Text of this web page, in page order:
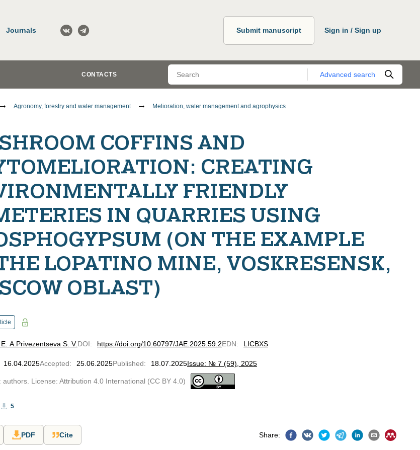
Journals Submit manuscript Sign in / Sign up
CONTACTS Advanced search
Agronomy, forestry and water management Melioration, water management and agrophysics
COFFINS AND
CREATING
FRIENDLY
IN QUARRIES USING
(ON THE EXAMPLE
LOPATINO MINE, VOSKRESENSK,
OBLAST)
A. Privezentseva S. V.DOI: https://doi.org/10.60797/JAE.2025.59.2EDN: LICBXS
16.04.2025Accepted: 25.06.2025Published: 18.07.2025Issue: № 7 (59), 2025
authors. License: Attribution 4.0 International (CC BY 4.0)
5
PDF Cite Share: